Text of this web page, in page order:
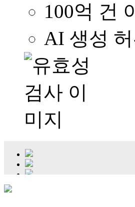
100억 건
AI 생성